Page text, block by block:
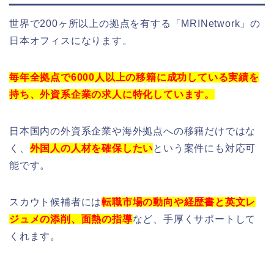
世界で200ヶ所以上の拠点を有する
「MRINetwork」の
日本オフィスになります。
毎年全拠点で6000人以上の移籍に成功している実績を
持ち、外資系企業の求人に特化しています。
日本国内の外資系企業や海外拠点への移籍だけではな
く、 外国人の人材を確保したいという案件にも対応可
能です。
スカウト候補者には転職市場の動向や経歴書と英文レ
ジュメの添削、面熱の指導など、手厚くサポートして
くれます。